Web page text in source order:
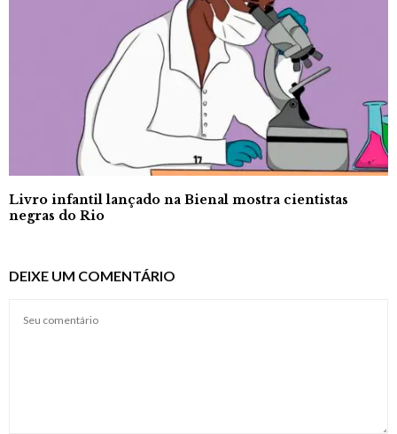
Livro infantil lançado na Bienal mostra cientistas
negras do Rio
DEIXE UM COMENTÁRIO